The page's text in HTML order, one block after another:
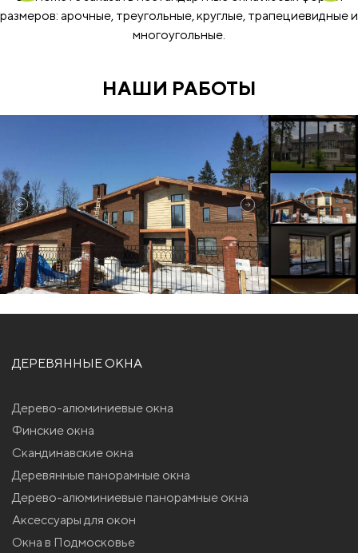
размеров: арочные, треугольные, круглые, трапециевидные и
многоугольные.
НАШИ РАБОТЫ
ДЕРЕВЯННЫЕ ОКНА
Дерево-алюминиевые окна
Финские окна
Скандинавские окна
Деревянные панорамные окна
Дерево-алюминиевые панорамные окна
Аксессуары для окон
Окна в Подмосковье